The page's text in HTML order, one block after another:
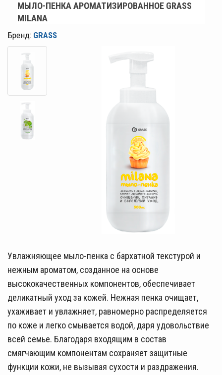
МЫЛО-ПЕНКА АРОМАТИЗИРОВАННОЕ GRASS
MILANA
Бренд: GRASS
Увлажняющее мыло-пенка с бархатной текстурой и
нежным ароматом, созданное на основе
высококачественных компонентов, обеспечивает
деликатный уход за кожей. Нежная пенка очищает,
ухаживает и увлажняет, равномерно распределяется
по коже и легко смывается водой, даря удовольствие
всей семье. Благодаря входящим в состав
смягчающим компонентам сохраняет защитные
функции кожи, не вызывая сухости и раздражения.